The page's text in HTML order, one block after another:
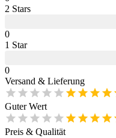
2 Stars
0
1 Star
0
Versand & Lieferung
Guter Wert
Preis & Qualität